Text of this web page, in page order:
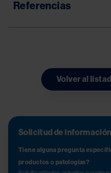
Referencias
Volver al
Solicitud de
Tiene alguna pregunta
productos o patologías?